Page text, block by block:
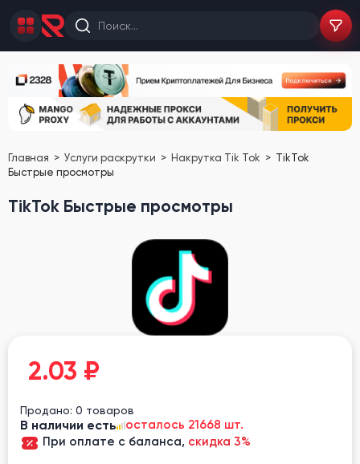
Главная Услуги раскрутки Накрутка Tik Tok
TikTok
Быстрые просмотры
TikTok Быстрые просмотры
2.03 ₽
Продано: 0 товаров
В наличии есть
осталось 21668 шт.
При оплате с баланса, скидка 3%